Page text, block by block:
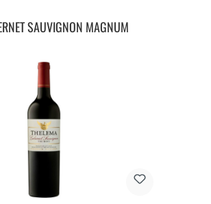
SAUVIGNON MAGNUM